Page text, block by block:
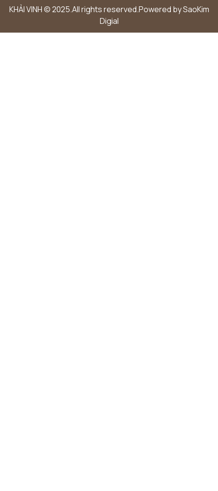
KHẢI VINH © 2025.All rights reserved.Powered bySaoKim
Digial